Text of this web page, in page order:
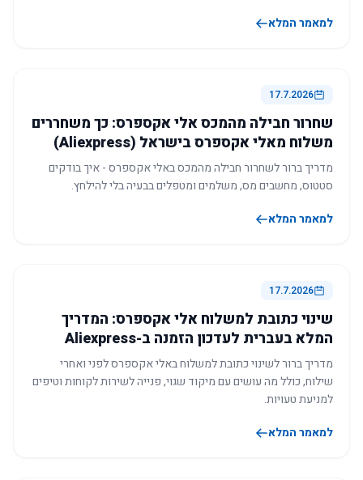
למאמר המלא
17.7.2026
שחרור חבילה מהמכס אלי אקספרס: כך משחררים
משלוח מאלי אקספרס בישראל (Aliexpress)
מדריך ברור לשחרור חבילה מהמכס באלי אקספרס - איך בודקים
סטטוס, מחשבים מס, משלמים ומטפלים בבעיה בלי להילחץ.
למאמר המלא
17.7.2026
שינוי כתובת למשלוח אלי אקספרס: המדריך
המלא בעברית לעדכון הזמנה ב-Aliexpress
מדריך ברור לשינוי כתובת למשלוח באלי אקספרס לפני ואחרי
שילוח, כולל מה עושים עם מיקוד שגוי, פנייה לשירות לקוחות וטיפים
למניעת טעויות.
למאמר המלא